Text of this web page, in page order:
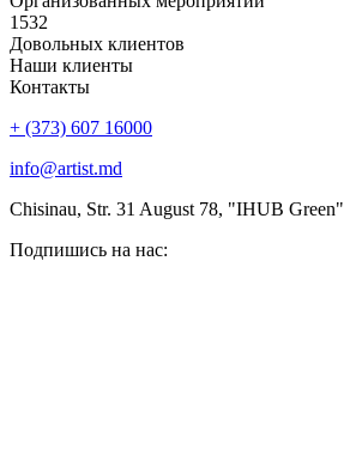
1532
Довольных клиентов
Наши клиенты
Контакты
+ (373) 607 16000
info@artist.md
Chisinau, Str. 31 August 78, "IHUB Green"
Подпишись на нас: